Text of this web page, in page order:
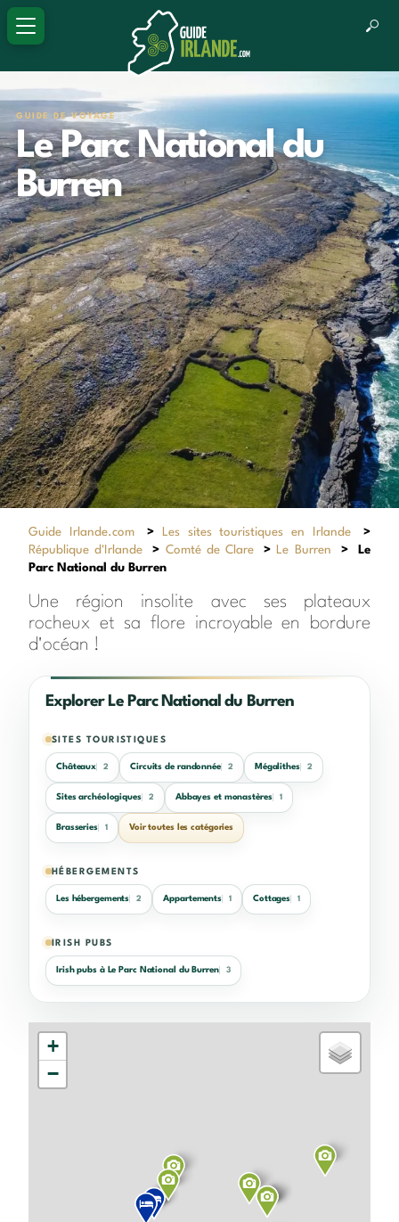
GUIDE DE VOYAGE
Le Parc National du
Burren
Guide Irlande.com > Les sites touristiques en Irlande
>
République d'Irlande
> Comté de Clare > Le Burren >
Le
Parc National du Burren
Une région insolite avec ses plateaux
rocheux et sa flore incroyable en bordure
d'océan !
Explorer Le Parc National du Burren
SITES TOURISTIQUES
Châteaux 2 Circuits de randonnée 2 Mégalithes 2
Sites archéologiques 2 Abbayes et monastères 1
Brasseries 1 Voir toutes les catégories
HÉBERGEMENTS
Les hébergements 2 Appartements 1 Cottages 1
IRISH PUBS
Irish pubs à Le Parc National du Burren 3
+
−